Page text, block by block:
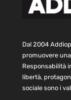
Dal 2004
promuovere
Responsabilità
libertà,
sociale sono i